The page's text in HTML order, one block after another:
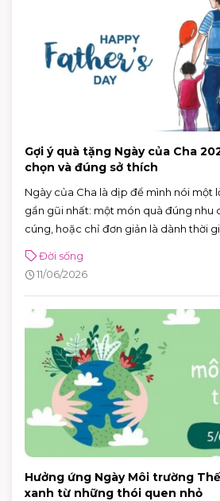
Gợi ý quà tặng Ngày của Cha
chọn và đúng sở thích
Ngày của Cha là dịp để mình nói một
gần gũi nhất: một món quà đúng nhu
cúng, hoặc chỉ đơn giản là dành thời
thứ ba của tháng 6) — rất tiện để cả
sắm và ăn uống trong một buổi.
Đời sống
11/06/2026
Hưởng ứng Ngày Môi trường
xanh từ những thói quen nhỏ